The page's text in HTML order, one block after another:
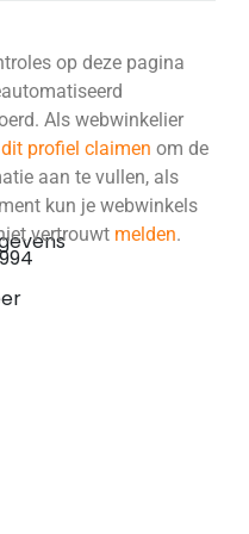
op deze pagina
Als webwinkelier
dit profiel claimen om de
aan te vullen, als
kun je webwinkels
vertrouwt melden.